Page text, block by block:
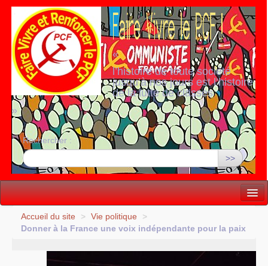
«
l’histoire de toute société
jusqu’à nos jours est l’histoire
de la lutte de classes
»
Rechercher :
>>
Vie politique
Internationale
Accueil du site > Vie politique
>
Donner à la France une voix indépendante pour la paix